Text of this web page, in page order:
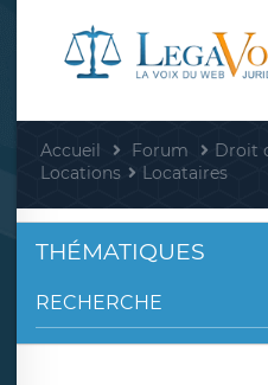
Accueil Forum
Droit
Locations
Locataires
THÉMATIQUES